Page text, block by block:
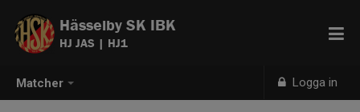
Matcher Logga in
Hässelby SK IBK
HJ JAS | HJ1